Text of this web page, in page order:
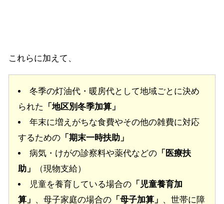
これらに加えて、
冬季の灯油代・暖房代として地域ごとに決め
られた 「地区別冬季加算」
年末に増えがちな食費やその他の雑費に対応
するための「期末一時扶助」
病気・けがの診察料や薬代などの「医療扶
助」
（現物支給）
児童を養育している場合の「児童養育加
算」 、母子家庭の場合の「母子加算」 、世帯に障